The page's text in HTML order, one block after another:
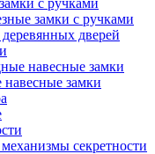
с ручками
замки с ручками
деревянных дверей
навесные замки
замки
секретности